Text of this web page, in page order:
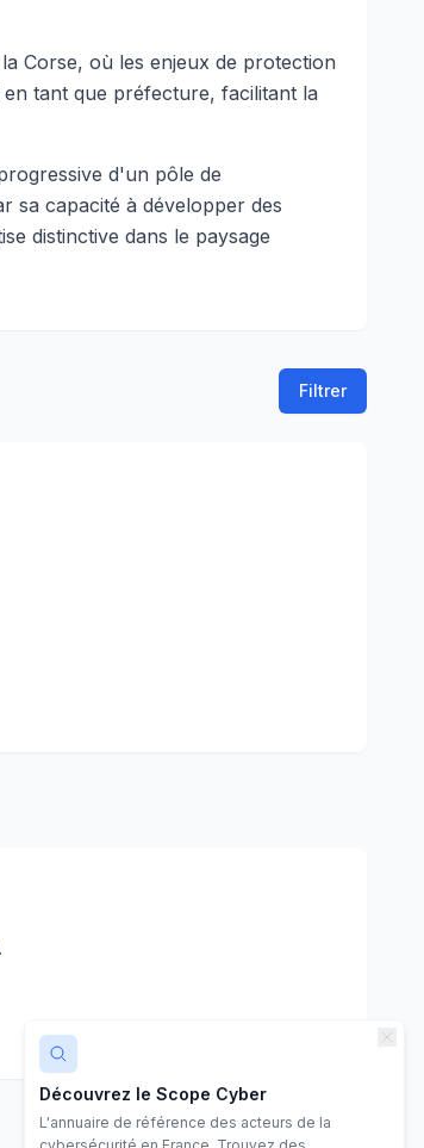
Corse, où les enjeux de protection
tant que préfecture, facilitant la
d'un pôle de
sa capacité à développer des
distinctive dans le paysage
Filtrer
Découvrez le Scope Cyber
L'annuaire de référence des acteurs de la